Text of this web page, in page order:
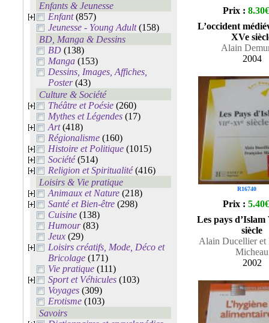
Enfants & Jeunesse
Enfant(857)
Jeunesse - Young Adult(158)
BD, Manga & Dessins
BD (138)
Manga (153)
Dessins, Images, Affiches,
Poster(43)
Culture & Société
Théâtre et Poésie (260)
Mythes et Légendes (17)
Art(418)
Régionalisme (160)
Histoire et Politique (1015)
Société(514)
Religion et Spiritualité(416)
Loisirs & Vie pratique
Animaux et Nature (218)
Santé et Bien-être (298)
Cuisine (138)
Humour(83)
Jeux (29)
Loisirs créatifs, Mode, Déco et
Bricolage (171)
Vie pratique (111)
Sport et Véhicules (103)
Voyages (309)
Erotisme (103)
Savoirs
Prix : 8.30€
L’occident
XVe
Alain
2004
R16740
Prix : 5.40€
Les pays
siècle
Alain Ducellier et
Micheau
2002